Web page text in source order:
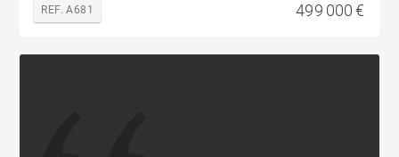
REF. A681 499 000 €